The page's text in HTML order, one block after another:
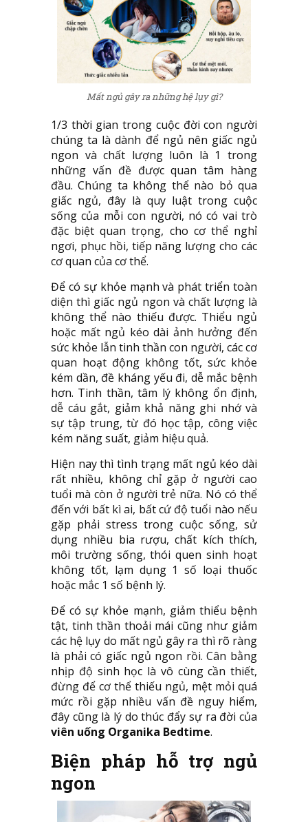
Mất ngủ gây ra những hệ lụy gì?
1/3 thời gian trong cuộc đời con người
chúng ta là dành để ngủ nên giấc ngủ
ngon và chất lượng luôn là 1 trong
những vấn đề được quan tâm hàng
đầu. Chúng ta không thể nào bỏ qua
giấc ngủ, đây là quy luật trong cuộc
sống của mỗi con người, nó có vai trò
đặc biệt quan trọng, cho cơ thể nghỉ
ngơi, phục hồi, tiếp năng lượng cho các
cơ quan của cơ thể.
Để có sự khỏe mạnh và phát triển toàn
diện thì giấc ngủ ngon và chất lượng là
không thể nào thiếu được. Thiểu ngủ
hoặc mất ngủ kéo dài ảnh hưởng đến
sức khỏe lẫn tinh thần con người, các cơ
quan hoạt động không tốt, sức khỏe
kém dần, đề kháng yếu đi, dễ mắc bệnh
hơn. Tinh thần, tâm lý không ổn định,
dễ cáu gắt, giảm khả năng ghi nhớ và
sự tập trung, từ đó học tập, công việc
kém năng suất, giảm hiệu quả.
Hiện nay thì tình trạng mất ngủ kéo dài
rất nhiều, không chỉ gặp ở người cao
tuổi mà còn ở người trẻ nữa. Nó có thể
đến với bất kì ai, bất cứ độ tuổi nào nếu
gặp phải stress trong cuộc sống, sử
dụng nhiều bia rượu, chất kích thích,
môi trường sống, thói quen sinh hoạt
không tốt, lạm dụng 1 số loại thuốc
hoặc mắc 1 số bệnh lý.
Để có sự khỏe mạnh, giảm thiểu bệnh
tật, tinh thần thoải mái cũng như giảm
các hệ lụy do mất ngủ gây ra thì rõ ràng
là phải có giấc ngủ ngon rồi. Cân bằng
nhịp độ sinh học là vô cùng cần thiết,
đừng để cơ thể thiếu ngủ, mệt mỏi quá
mức rồi gặp nhiều vấn đề nguy hiểm,
đây cũng là lý do thúc đẩy sự ra đời của
viên uống Organika Bedtime.
Biện pháp hỗ trợ ngủ
ngon